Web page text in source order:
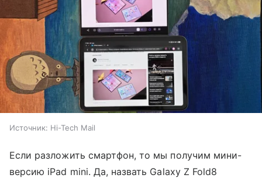
Источник: Hi-Tech Mail
Если разложить смартфон, то мы получим мини-
версию iPad mini. Да, назвать Galaxy Z Fold8